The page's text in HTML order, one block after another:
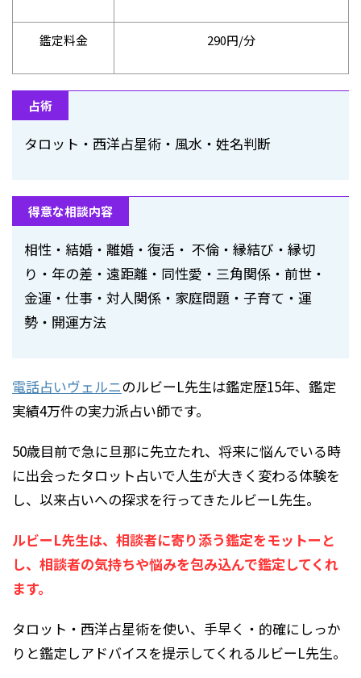
鑑定料金 290円/分
占術
タロット・西洋占星術・風水・姓名判断
得意な相談内容
相性・結婚・離婚・復活・ 不倫・縁結び・縁切
り・年の差・遠距離・同性愛・三角関係・前世・
金運・仕事・対人関係・家庭問題・子育て・運
勢・開運方法
電話占いヴェルニのルビーL先生は鑑定歴15年、鑑定
実績4万件の実力派占い師です。
50歳目前で急に旦那に先立たれ、将来に悩んでいる時
に出会ったタロット占いで人生が大きく変わる体験を
し、以来占いへの探求を行ってきたルビーL先生。
ルビーL先生は、相談者に寄り添う鑑定をモットーと
し、相談者の気持ちや悩みを包み込んで鑑定してくれ
ます。
タロット・西洋占星術を使い、手早く・的確にしっか
りと鑑定しアドバイスを提示してくれるルビーL先生。